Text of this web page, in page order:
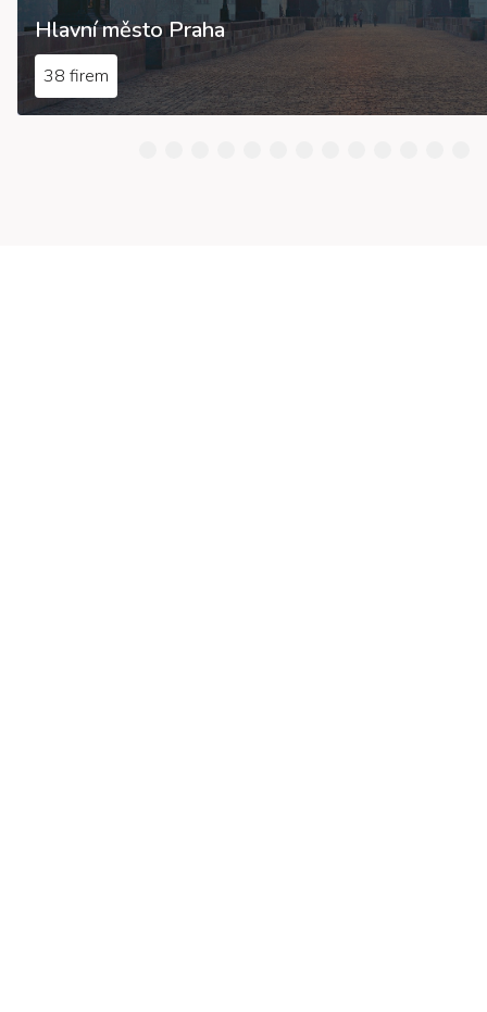
Hlavní město Praha
38 firem